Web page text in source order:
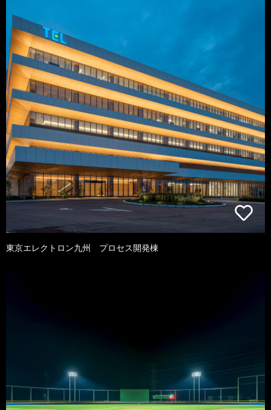
東京エレクトロン九州 プロセス開発棟